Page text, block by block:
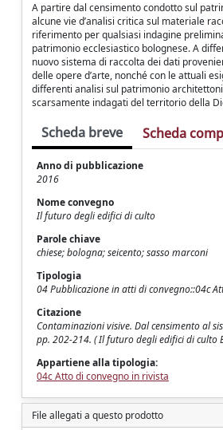
A partire dal censimento condotto sul
alcune vie d’analisi critica sul materiale
riferimento per qualsiasi indagine
patrimonio ecclesiastico bolognese. A
nuovo sistema di raccolta dei dati
delle opere d’arte, nonché con le attuali
differenti analisi sul patrimonio
scarsamente indagati del territorio della
Scheda breve Scheda
Anno di pubblicazione
2016
Nome convegno
Il futuro degli edifici di culto
Parole chiave
chiese; bologna; seicento; sasso marconi
Tipologia
04 Pubblicazione in atti di convegno::04c
Citazione
Contaminazioni visive. Dal censimento al
pp. 202-214. ( Il futuro degli edifici di culto
Appartiene alla tipologia:
04c Atto di convegno in rivista
File allegati a questo prodotto